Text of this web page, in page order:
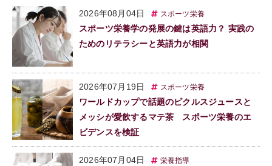
2026年08月04日 スポーツ栄養
スポーツ栄養学の発展の鍵は英語力？ 実践の
ためのリテラシーと英語力が相関
2026年07月19日 スポーツ栄養
ワールドカップで話題のピクルスジュースと
メッシが愛飲するマテ茶 スポーツ栄養のエ
ビデンスを検証
2026年07月04日 栄養指導